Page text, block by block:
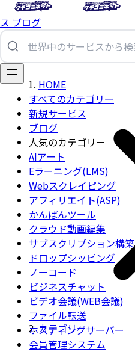
ス ブログ
すべてのカテゴリー
新規サービス
ブログ
人気のカテゴリー
AIアート
Eラーニング(LMS)
Webスクレイピング
アフィリエイト(ASP)
かんばんツール
クラウド動画編集
サブスクリプション構築
ドロップシッピング
ノーコード
ビジネスチャット
ビデオ会議(WEB会議)
ファイル転送
ホスティングサーバー
会員管理システム
HOME
カテゴリー